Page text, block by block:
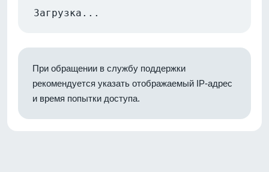
Загрузка...
При обращении в службу поддержки
рекомендуется указать отображаемый IP-адрес
и время попытки доступа.